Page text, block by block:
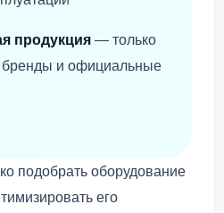
продукция — только
и официальные
подобрать оборудование
его